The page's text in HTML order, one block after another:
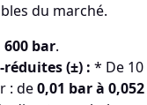
du marché.
600 bar.
(±) : * De 10
: de0,01 bar à